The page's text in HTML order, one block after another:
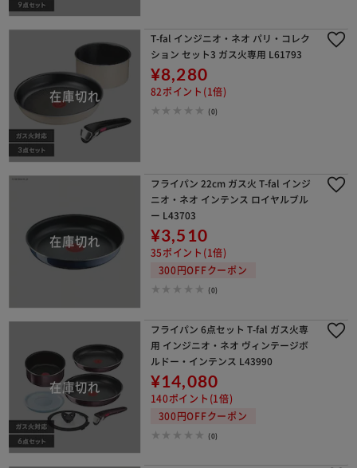
T-fal インジニオ・ネオ パリ・コレク
ション セット3 ガス火専用 L61793
¥8,280
82ポイント(1倍)
(0)
フライパン 22cm ガス火 T-fal インジ
ニオ・ネオ インテンス ロイヤルブル
ー L43703
¥3,510
35ポイント(1倍)
300円OFFクーポン
(0)
フライパン 6点セット T-fal ガス火専
用 インジニオ・ネオ ヴィンテージボ
ルドー・インテンス L43990
¥14,080
140ポイント(1倍)
300円OFFクーポン
(0)